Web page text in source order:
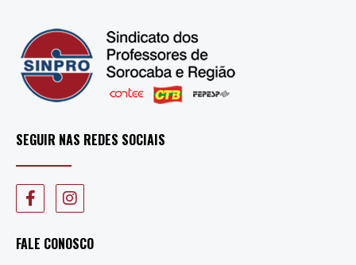
SEGUIR NAS REDES SOCIAIS
FALE CONOSCO